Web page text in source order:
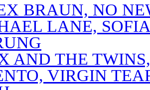
BRAUN, NO
LANE,
AND THE
VIRGIN